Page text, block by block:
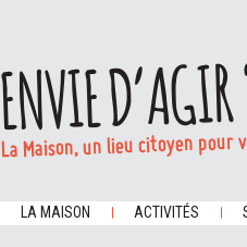
ENVIE
La Maison, un lieu citoyen
LA MAISON ACTIVITÉS